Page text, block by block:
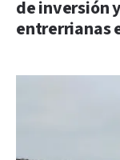
de inversión
entrerrianas